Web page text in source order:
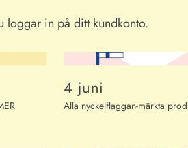
loggar in på ditt kundkonto.
4 juni
Alla nyckelflaggan-märkta